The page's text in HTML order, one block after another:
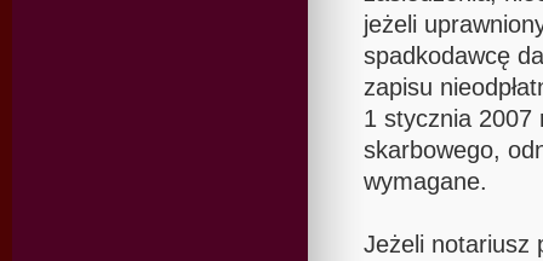
jeżeli
spadkodawcę
zapisu
1 stycznia 2007
skarbowego,
wymagane.
Jeżeli notariusz